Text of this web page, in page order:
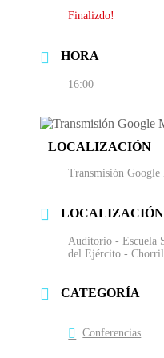
Finalizdo!
HORA
16:00
LOCALIZACIÓN
Transmisión Google
Auditorio - Escuela
del Ejército -
CATEGORÍA
Conferencias